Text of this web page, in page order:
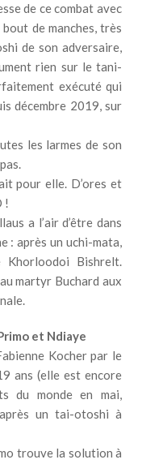
de ce combat avec
de manches, très
de son adversaire,
rien sur le tani-
exécuté qui
décembre 2019, sur
les larmes de son
pour elle. D’ores et
!
a l’air d’être dans
: après un uchi-mata,
Khorloodoi Bishrelt.
martyr Buchard aux
et Ndiaye
Kocher par le
ans (elle est encore
du monde en mai,
un tai-otoshi à
trouve la solution à